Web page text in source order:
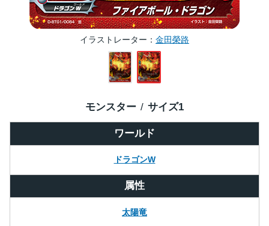
イラストレーター 金田榮路
ワールド
ドラゴンW
モンスター サイズ1
属性
太陽竜